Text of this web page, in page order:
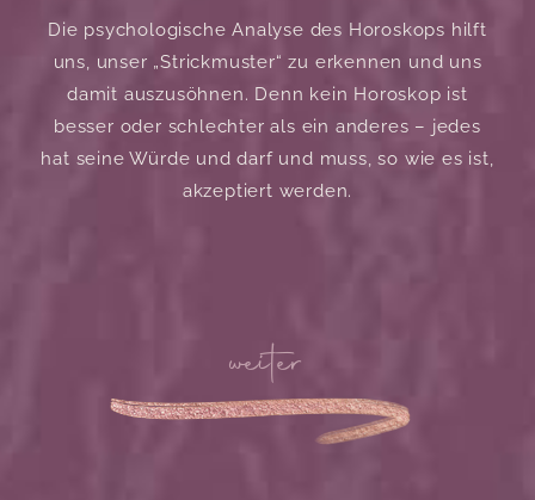
Die psychologische Analyse des Horoskops hilft
uns, unser „Strickmuster“ zu erkennen und uns
damit auszusöhnen. Denn kein Horoskop ist
besser oder schlechter als ein anderes – jedes
hat seine Würde und darf und muss, so wie es ist,
akzeptiert werden.
weiter